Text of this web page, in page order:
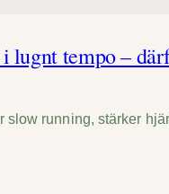
lugnt tempo –
slow running, stärker